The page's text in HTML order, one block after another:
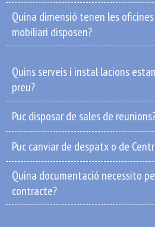
Quina dimensió tenen les
mobiliari disposen?
Quins serveis i instal·lacions
preu?
Puc disposar de sales de
Puc canviar de despatx o de
Quina documentació necessito
contracte?